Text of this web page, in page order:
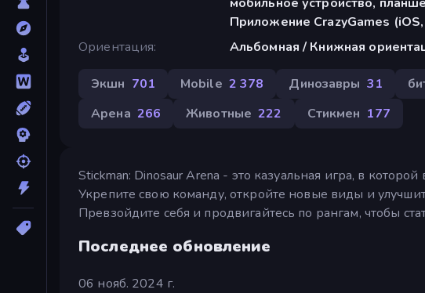
Приложение CrazyGames
Ориентация
Альбомная / Книжная
Экшн 701 Mobile 2 378 Динозавры 31
Арена 266 Животные 222 Стикмен 177
Stickman: Dinosaur Arena - это казуальная игра, в
Укрепите свою команду, откройте новые виды и
Превзойдите себя и продвигайтесь по рангам, чтобы
Последнее обновление
06 нояб. 2024 г.